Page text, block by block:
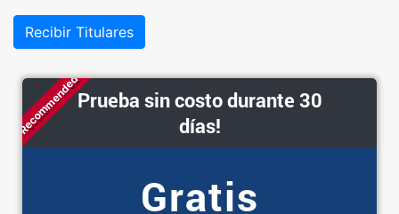
Recibir Titulares
RecommendedPrueba sin costo durante 30
días!
Gratis